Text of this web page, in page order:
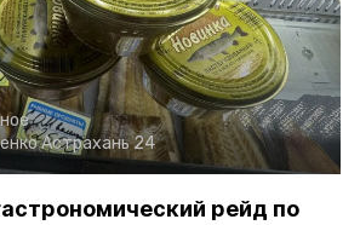
Астрахань 24
рейд по